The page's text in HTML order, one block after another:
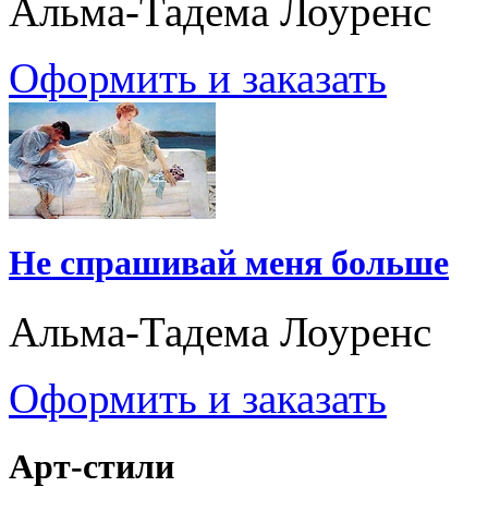
Альма-Тадема Лоуренс
Оформить и заказать
Не спрашивай меня больше
Альма-Тадема Лоуренс
Оформить и заказать
Арт-стили